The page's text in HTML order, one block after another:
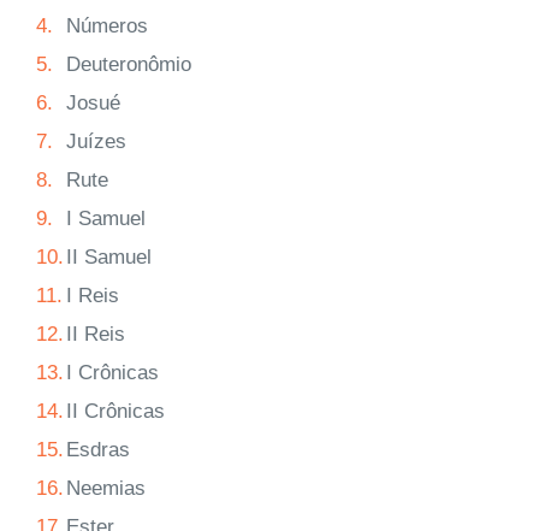
4.
Números
5.
Deuteronômio
6.
Josué
7.
Juízes
8.
Rute
9.
I Samuel
10. II Samuel
11. I Reis
12. II Reis
13. I Crônicas
14. II Crônicas
15. Esdras
16. Neemias